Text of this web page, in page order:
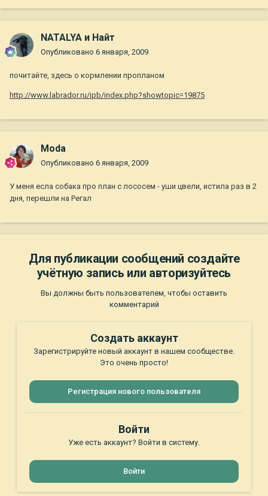
NATALYA и Найт
Опубликовано 6 января, 2009
почитайте, здесь о кормлении пропланом
http://www.labrador.ru/ipb/index.php?showtopic=19875
Moda
Опубликовано 6 января, 2009
У меня есла собака про план с лососем - уши цвели, истила раз в 2
дня, перешли на Регал
Для публикации сообщений создайте
учётную запись или авторизуйтесь
Вы должны быть пользователем, чтобы оставить
комментарий
Создать аккаунт
Зарегистрируйте новый аккаунт в нашем сообществе.
Это очень просто!
Регистрация нового пользователя
Войти
Уже есть аккаунт? Войти в систему.
Войти